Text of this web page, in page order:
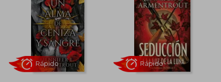
Rápido Rápido